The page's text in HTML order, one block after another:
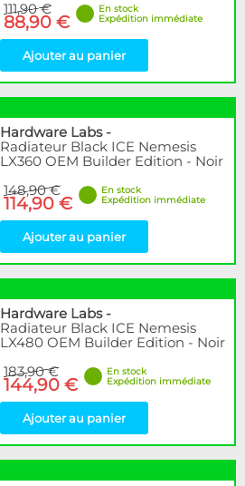
111,90 €
88,90 €
En stock
Expédition immédiate
Ajouter au panier
Hardware Labs-
Radiateur Black ICE Nemesis
LX360 OEM Builder Edition - Noir
148,90 €
114,90 €
En stock
Expédition immédiate
Ajouter au panier
Hardware Labs-
Radiateur Black ICE Nemesis
LX480 OEM Builder Edition - Noir
183,90 €
144,90 €
En stock
Expédition immédiate
Ajouter au panier